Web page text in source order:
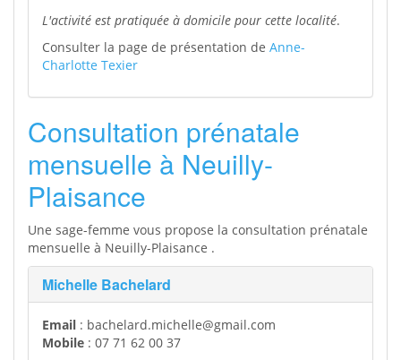
L'activité est pratiquée à domicile pour cette localité.
Consulter la page de présentation de Anne-
Charlotte Texier
Consultation prénatale
mensuelle à Neuilly-
Plaisance
Une sage-femme vous propose la consultation prénatale
mensuelle à Neuilly-Plaisance .
Michelle Bachelard
Email : bachelard.michelle@gmail.com
Mobile : 07 71 62 00 37